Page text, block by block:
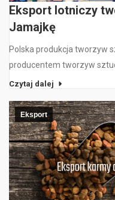
Eksport lotniczy
Jamajkę
Polska produkcja tworzyw
producentem tworzyw
Czytaj dalej
Eksport